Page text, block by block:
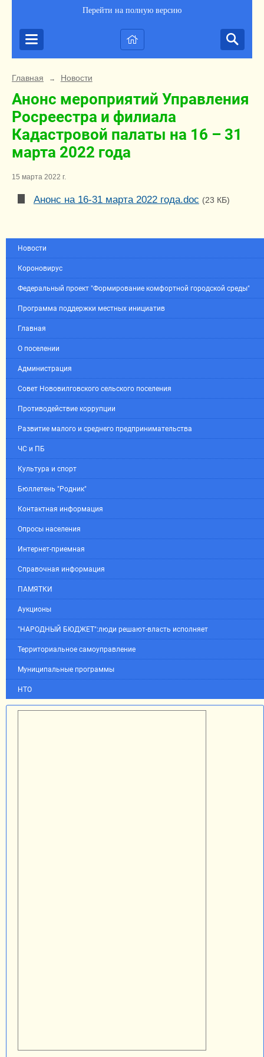
Перейти на полную версию
Главная → Новости
Анонс мероприятий Управления
Росреестра и филиала
Кадастровой палаты на 16 – 31
марта 2022 года
15 марта 2022 г.
Анонс на 16-31 марта 2022 года.doc (23 КБ)
Новости
Короновирус
Федеральный проект "Формирование комфортной городской среды"
Программа поддержки местных инициатив
Главная
О поселении
Администрация
Совет Нововилговского сельского поселения
Противодействие коррупции
Развитие малого и среднего предпринимательства
ЧС и ПБ
Культура и спорт
Бюллетень "Родник"
Контактная информация
Опросы населения
Интернет-приемная
Справочная информация
ПАМЯТКИ
Аукционы
"НАРОДНЫЙ БЮДЖЕТ":люди решают-власть исполняет
Территориальное самоуправление
Муниципальные программы
НТО